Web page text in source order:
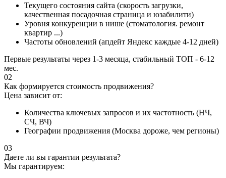
Текущего состояния сайта (скорость загрузки,
качественная посадочная страница и юзабилити)
Уровня конкуренции в нише (стоматология. ремонт
квартир ...)
Частоты обновлений (апдейт Яндекс каждые 4-12 дней)
Первые результаты через 1-3 месяца, стабильный ТОП - 6-12
мес.
02
Как формируется стоимость продвижения?
Цена зависит от:
Количества ключевых запросов и их частотность (НЧ,
СЧ, ВЧ)
Географии продвижения (Москва дороже, чем регионы)
03
Даете ли вы гарантии результата?
Мы гарантируем: